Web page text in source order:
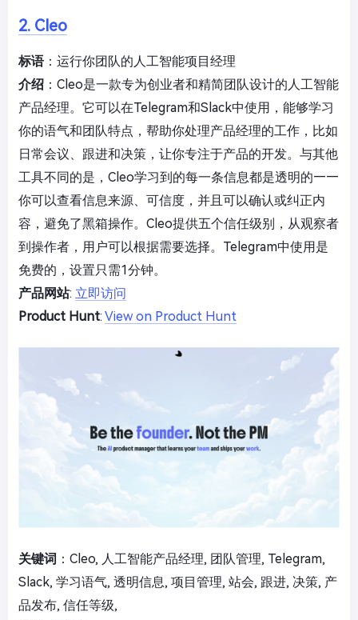
2. Cleo
标语：运行你团队的人工智能项目经理
介绍 ：Cleo是一款专为创业者和精简团队设计的人工智能
产品经理。它可以在Telegram和Slack中使用，能够学习
你的语气和团队特点，帮助你处理产品经理的工作，比如
日常会议、跟进和决策，让你专注于产品的开发。与其他
工具不同的是，Cleo学习到的每一条信息都是透明的——
你可以查看信息来源、可信度，并且可以确认或纠正内
容，避免了黑箱操作。Cleo提供五个信任级别，从观察者
到操作者，用户可以根据需要选择。Telegram中使用是
免费的，设置只需1分钟。
产品网站: 立即访问
Product Hunt: View on Product Hunt
关键词 ：Cleo, 人工智能产品经理, 团队管理, Telegram,
Slack, 学习语气, 透明信息, 项目管理, 站会, 跟进, 决策, 产
品发布, 信任等级,